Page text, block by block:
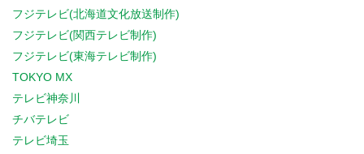
フジテレビ(北海道文化放送制作)
フジテレビ(関西テレビ制作)
フジテレビ(東海テレビ制作)
TOKYO MX
テレビ神奈川
チバテレビ
テレビ埼玉